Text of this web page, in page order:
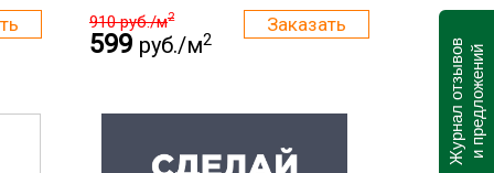
910руб./м2
599 руб./м2 Журнал отзывови предложений